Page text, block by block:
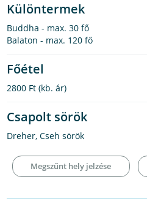
Különtermek
Buddha - max. 30 fő
Balaton - max. 120 fő
Főétel
2800 Ft (kb. ár)
Csapolt sörök
Dreher, Cseh sörök
Megszűnt hely jelzése